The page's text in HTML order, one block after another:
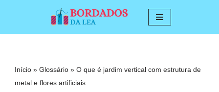
conteúdo
Início » Glossário » O que é jardim vertical com estrutura de
metal e flores artificiais